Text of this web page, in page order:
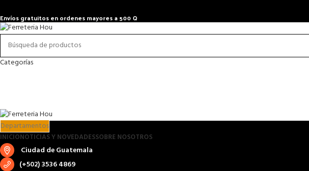
Envíos gratuitos en ordenes mayores a 500 Q
Categorías
Departamentos
INICIONOTICIAS Y NOVEDADESSOBRE NOSOTROS
Ciudad de Guatemala
(+502) 3536 4869